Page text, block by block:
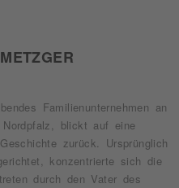
Familienunternehmen an
blickt auf eine
zurück. Ursprünglich
konzentrierte sich die
durch den Vater des